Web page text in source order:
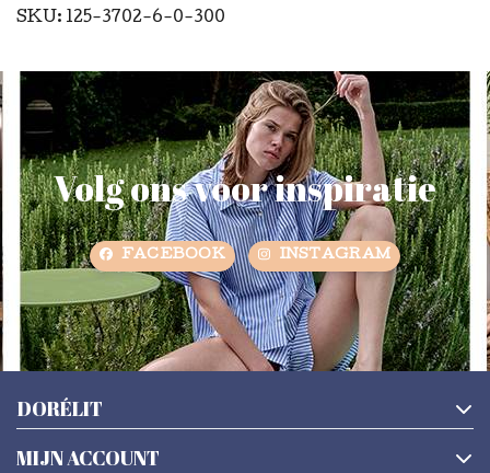
SKU: 125-3702-6-0-300
Volg ons voor inspiratie
FACEBOOK INSTAGRAM
DORÉLIT
MIJN ACCOUNT